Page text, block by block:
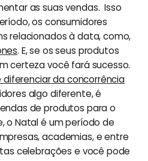
as suas vendas. Isso
os consumidores
relacionados à data, como,
. E, se os seus produtos
certeza você fará sucesso.
diferenciar da concorrência
algo diferente, é
de produtos para o
o Natal é um período de
academias, e entre
celebrações e você pode